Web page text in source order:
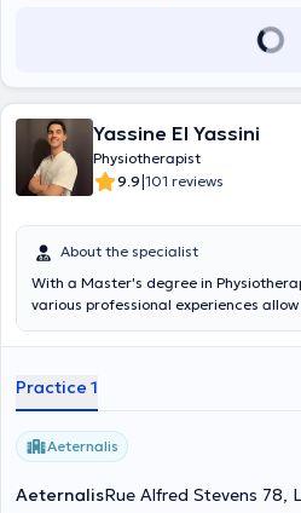
Yassine El Yassini
Physiotherapist
9.9|101 reviews
About the specialist
With a Master's degree in
various professional experiences
to ensure an optimal functional and
orthopedic rehabilitation as well as
and child), geriatric or sports
emphasis on explaining the
am currently training in manual
to help you regain or maintain your
Practice 1
Aeternalis
AeternalisRue Alfred Stevens 78,